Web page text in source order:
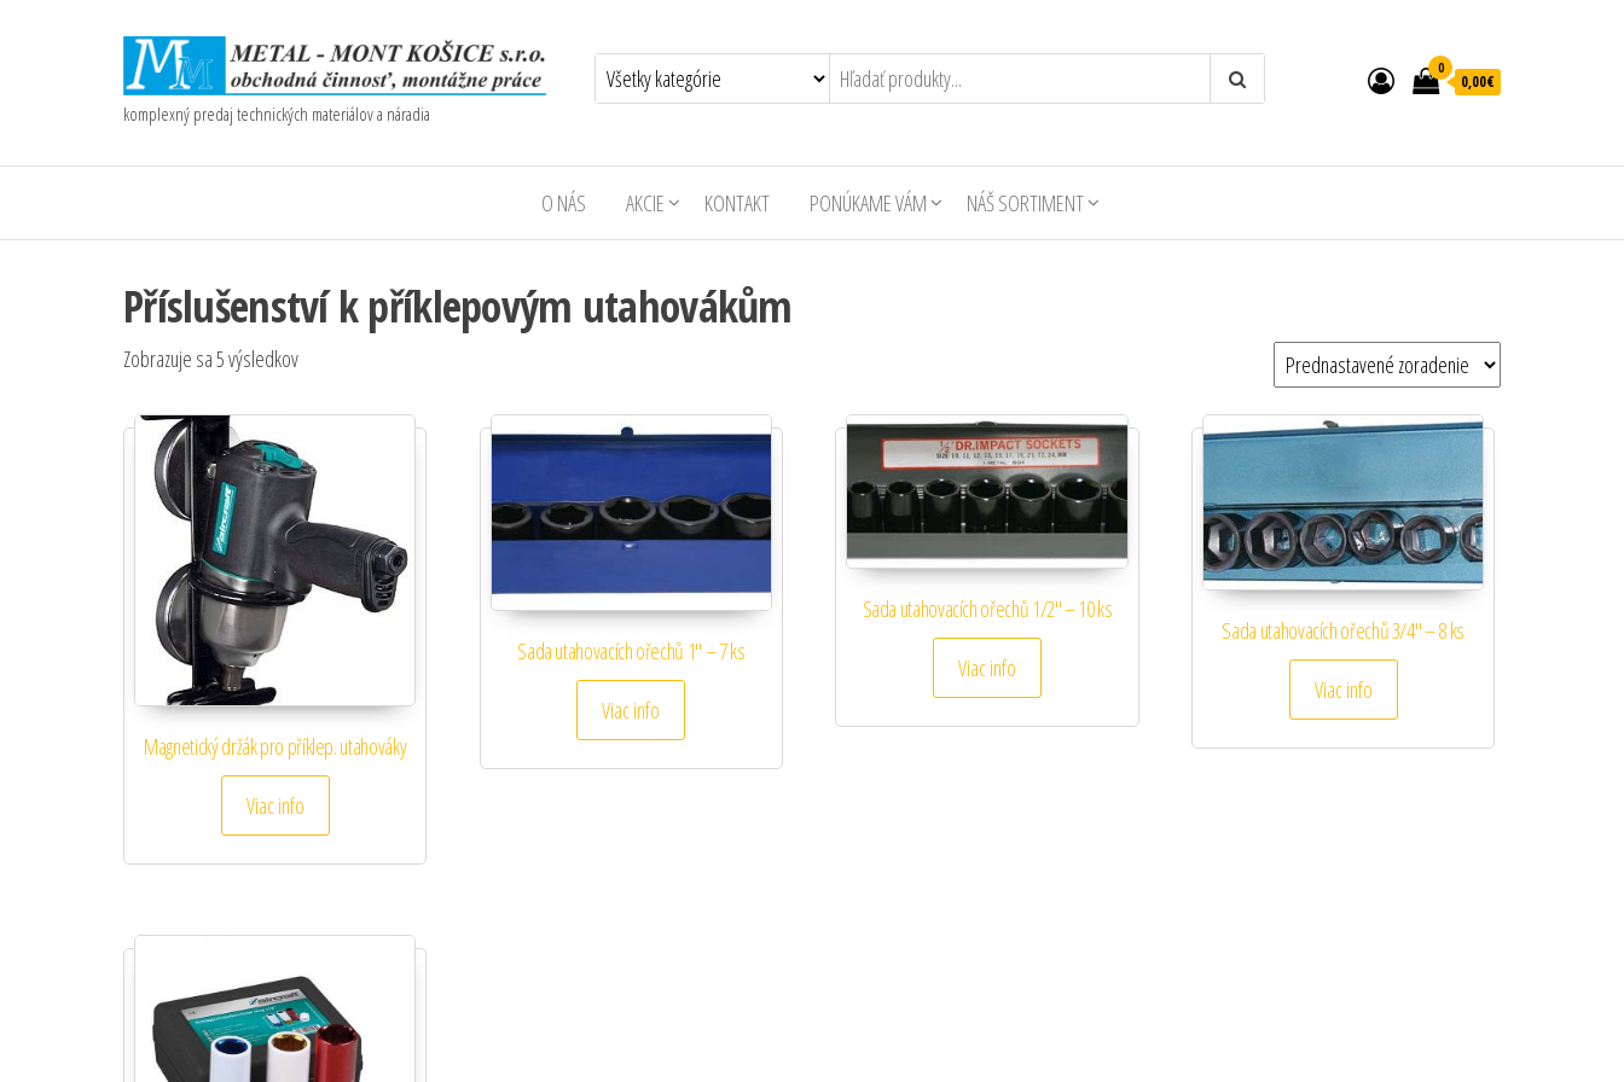
komplexný predaj technických materiálov a náradia
0
0,00€
O NÁS AKCIE KONTAKT PONÚKAME VÁM NÁŠ SORTIMENT
Příslušenství k příklepovým utahovákům
Zobrazuje sa 5 výsledkov
Magnetický držák pro příklep. utahováky
Viac info
Sada utahovacích ořechů 1″ – 7 ks
Viac info
Sada utahovacích ořechů 1/2″ – 10 ks
Viac info
Sada utahovacích ořechů 3/4″ – 8 ks
Viac info